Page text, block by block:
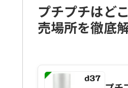
プチプチはど
売場所を徹底